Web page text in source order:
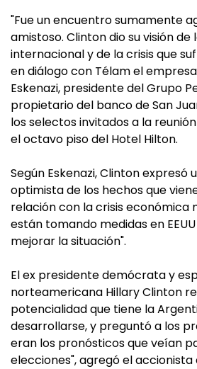
"Fue un encuentro sumamente
amistoso. Clinton dio su visión
internacional y de la crisis que
en diálogo con Télam el
Eskenazi, presidente del Grupo
propietario del banco de San
los selectos invitados a la
el octavo piso del Hotel Hilton.
Según Eskenazi, Clinton expresó
optimista de los hechos que
relación con la crisis económica
están tomando medidas en
mejorar la situación".
El ex presidente demócrata y
norteamericana Hillary Clinton
potencialidad que tiene la
desarrollarse, y preguntó a los
eran los pronósticos que veían
elecciones", agregó el accionista